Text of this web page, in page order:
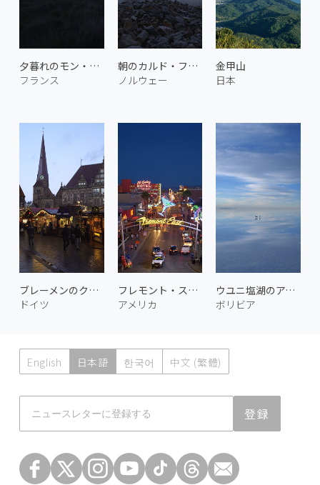
夕暮れのモン・サン＝ミシェル
フランス
朝のカルド・フィヨルド
ノルウェー
金甲山
日本
ブレーメンのクリスマスマーケット 2
ドイツ
フレモント・ストリート
アメリカ
ウユニ塩湖のアンデスカモメ
ボリビア
English 日本語 한국어 中文 (繁體)
登録